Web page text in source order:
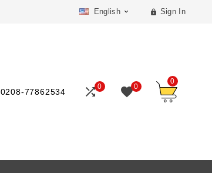
English   Sign In
0208-77862534 0 0
0